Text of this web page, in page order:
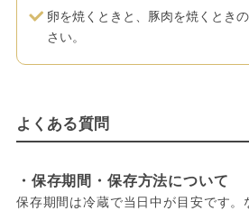
卵を焼くときと、豚肉を焼くとき
さい。
よくある質問
・保存期間・保存方法について
保存期間は冷蔵で当日中が目安です。